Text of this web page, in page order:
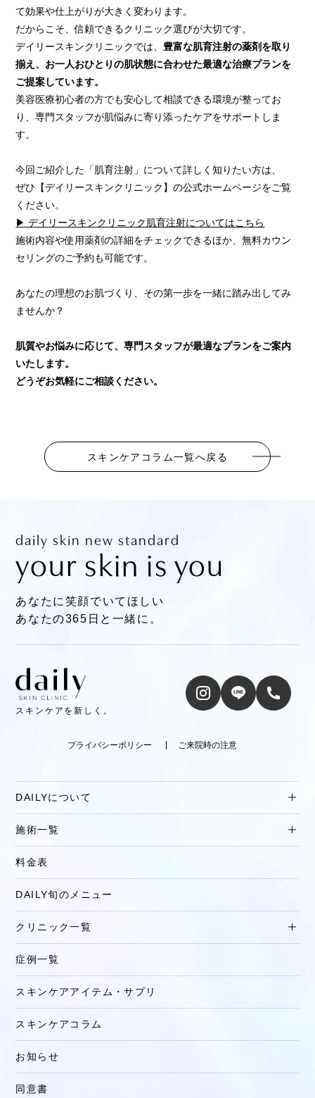
て効果や仕上がりが大きく変わります。
だからこそ、信頼できるクリニック選びが大切です。
デイリースキンクリニックでは、 豊富な肌育注射の薬剤を取り
揃え、お一人おひとりの肌状態に合わせた最適な治療プランを
ご提案しています。
美容医療初心者の方でも安心して相談できる環境が整ってお
り、専門スタッフが肌悩みに寄り添ったケアをサポートしま
す。
今回ご紹介した「肌育注射」について詳しく知りたい方は、
ぜひ【デイリースキンクリニック】の公式ホームページをご覧
ください。
▶︎ デイリースキンクリニック肌育注射についてはこちら
施術内容や使用薬剤の詳細をチェックできるほか、無料カウン
セリングのご予約も可能です。
あなたの理想のお肌づくり、その第一歩を一緒に踏み出してみ
ませんか？
肌質やお悩みに応じて、専門スタッフが最適なプランをご案内
いたします。
どうぞお気軽にご相談ください。
スキンケアコラム一覧へ戻る
daily skin new standard
your skin is you
あなたに笑顔でいてほしい
あなたの365日と一緒に。
スキンケアを新しく。
プライバシーポリシー ご来院時の注意
DAILYについて
施術一覧
料金表
DAILY旬のメニュー
クリニック一覧
症例一覧
スキンケアアイテム・サプリ
スキンケアコラム
お知らせ
同意書